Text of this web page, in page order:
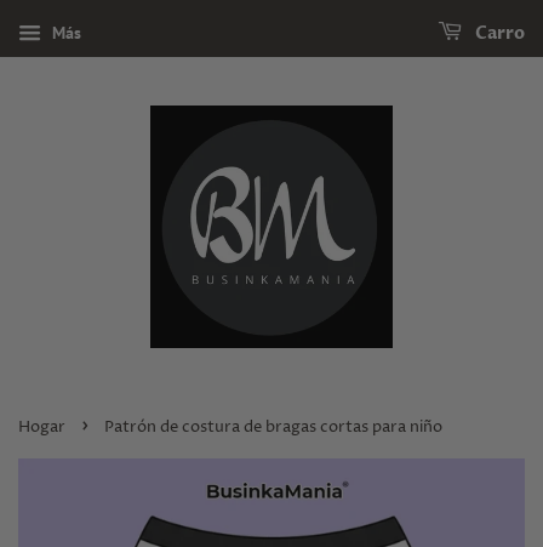
Más Carro
Hogar › Patrón de costura de bragas cortas para niño